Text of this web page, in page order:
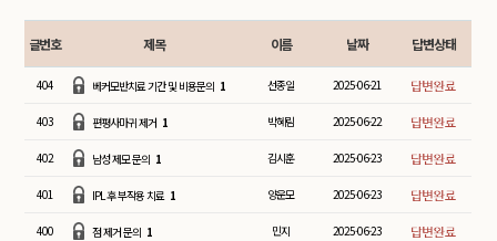
글번호 제목 이름 날짜 답변상태
404 베커모반치료 기간 및 비용문의 1 선종일 2025-06-21
403 편평사마귀 제거 1 박혜림 2025-06-22
402 남성 제모 문의 1 김시훈 2025-06-23
401 IPL 후 부작용 치료 1 양운모 2025-06-23
400 점 제거 문의 1 민지 2025-06-23